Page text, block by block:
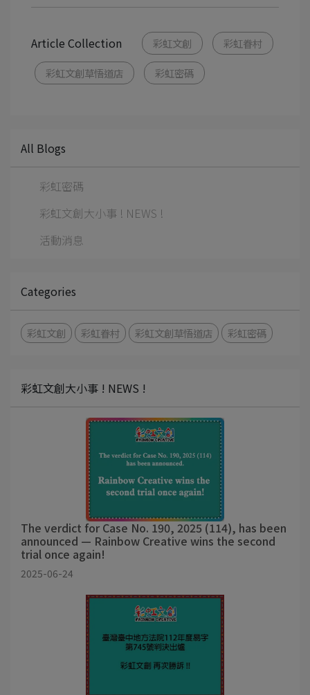
Article Collection 彩虹文創 彩虹眷村
彩虹文創草悟道店 彩虹密碼
All Blogs
彩虹密碼
彩虹文創大小事 ! NEWS !
活動消息
Categories
彩虹文創 彩虹眷村 彩虹文創草悟道店 彩虹密碼
彩虹文創大小事 ! NEWS !
The verdict for Case No. 190, 2025 (114), has been
announced — Rainbow Creative wins the second
trial once again!
2025-06-24